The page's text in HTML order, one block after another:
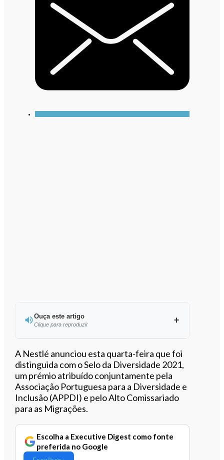
Ouça este artigo
Clique para reproduzir
Ouvir este artigo
A Nestlé anunciou esta quarta-feira que foi
distinguida com o Selo da Diversidade 2021,
um prémio atribuído conjuntamente pela
Associação Portuguesa para a Diversidade e
Inclusão (APPDI) e pelo Alto Comissariado
para as Migrações.
Escolha a Executive Digest como fonte
preferida no Google